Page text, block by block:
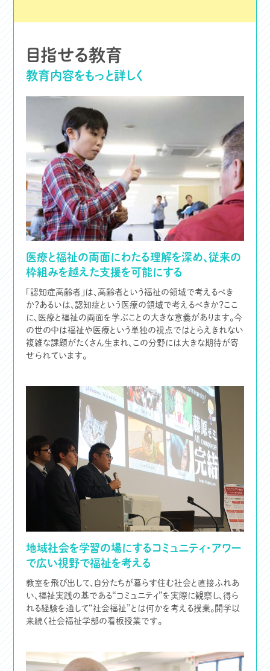
目指せる教育
教育内容をもっと詳しく
医療と福祉の両面にわたる理解を深め、従来の
枠組みを越えた支援を可能にする
「認知症高齢者」は、高齢者という福祉の領域で考えるべき
か？あるいは、認知症という医療の領域で考えるべきか？ここ
に、医療と福祉の両面を学ぶことの大きな意義があります。今
の世の中は福祉や医療という単独の視点ではとらえきれない
複雑な課題がたくさん生まれ、この分野には大きな期待が寄
せられています。
地域社会を学習の場にするコミュニティ・アワー
で広い視野で福祉を考える
教室を飛び出して、自分たちが暮らす住む社会と直接ふれあ
い、福祉実践の基である“コミュニティ”を実際に観察し、得ら
れる経験を通して“社会福祉”とは何かを考える授業。開学以
来続く社会福祉学部の看板授業です。